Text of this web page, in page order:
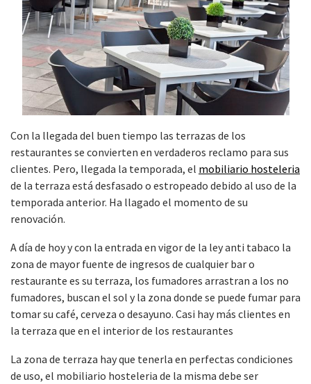
Con la llegada del buen tiempo las terrazas de los
restaurantes se convierten en verdaderos reclamo para sus
clientes. Pero, llegada la temporada, el mobiliario hosteleria
de la terraza está desfasado o estropeado debido al uso de la
temporada anterior. Ha llagado el momento de su
renovación.
A día de hoy y con la entrada en vigor de la ley anti tabaco la
zona de mayor fuente de ingresos de cualquier bar o
restaurante es su terraza, los fumadores arrastran a los no
fumadores, buscan el sol y la zona donde se puede fumar para
tomar su café, cerveza o desayuno. Casi hay más clientes en
la terraza que en el interior de los restaurantes
La zona de terraza hay que tenerla en perfectas condiciones
de uso, el mobiliario hosteleria de la misma debe ser